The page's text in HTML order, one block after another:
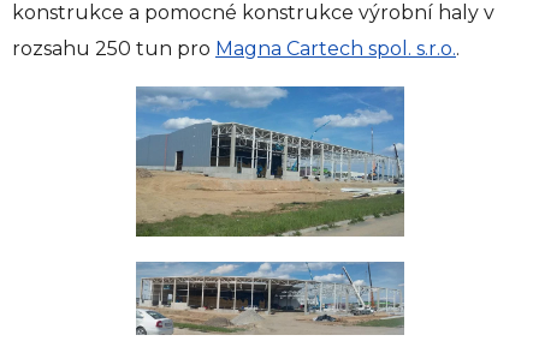
konstrukce a pomocné konstrukce výrobní haly v
rozsahu 250 tun pro Magna Cartech spol. s.r.o..